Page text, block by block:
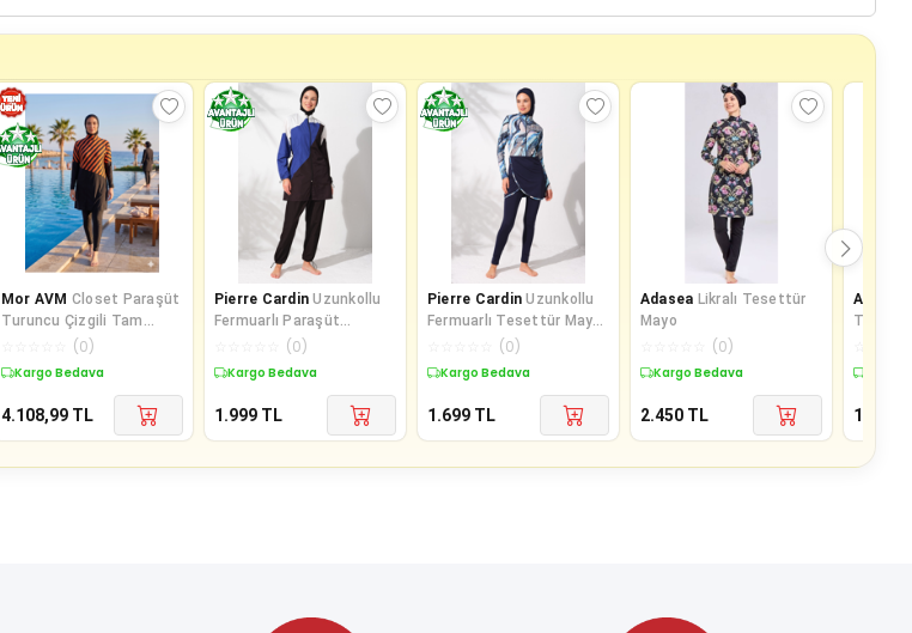
Mor AVM Closet Paraşüt
Turuncu Çizgili Tam
Kapalı Büzgülü Spor
Likralı Te
(0)
Kargo Bedava
4.108,99 TL
Pierre Cardin Uzunkollu
Fermuarlı Paraşüt
Tesettür Mayo Desenli
231920
(0)
Kargo Bedava
1.999 TL
Pierre Cardin Uzunkollu
Fermuarlı Tesettür Mayo
Desenli 231911
(0)
Kargo Bedava
1.699 TL
Adasea Likralı Tesettür
Mayo
(0)
Kargo Bedava
2.450 TL
Adasea